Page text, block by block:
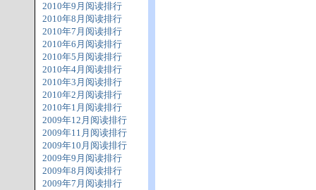
2010年9月阅读排行
2010年8月阅读排行
2010年7月阅读排行
2010年6月阅读排行
2010年5月阅读排行
2010年4月阅读排行
2010年3月阅读排行
2010年2月阅读排行
2010年1月阅读排行
2009年12月阅读排行
2009年11月阅读排行
2009年10月阅读排行
2009年9月阅读排行
2009年8月阅读排行
2009年7月阅读排行